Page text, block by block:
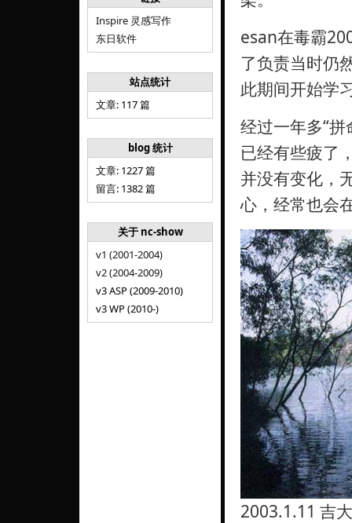
Inspire 灵感写作
东日软件
站点统计
文章: 117 篇
blog 统计
文章: 1227 篇
留言: 1382 篇
关于 nc-show
v1 (2001-2004)
v2 (2004-2009)
v3 ASP (2009-2010)
v3 WP (2010-)
esan在毒霸
了负责当时仍
此期间开始学
经过一年多“
已经有些疲了
并没有变化，
心，经常也会
2003.1.11 吉